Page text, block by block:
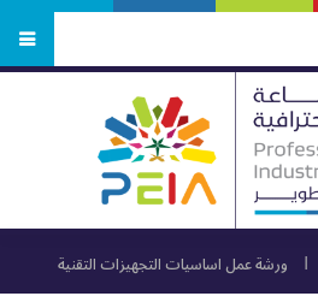
ورشة عمل اساسيات التجهيزات التقنية